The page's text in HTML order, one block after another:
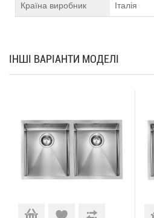
Країна виробник Італія
ІНШІ ВАРІАНТИ МОДЕЛІ